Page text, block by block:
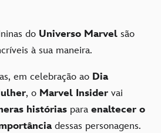
do Universo Marvel são
à sua maneira.
em celebração ao Dia
, o Marvel Insider vai
histórias para enaltecer o
dessas personagens.